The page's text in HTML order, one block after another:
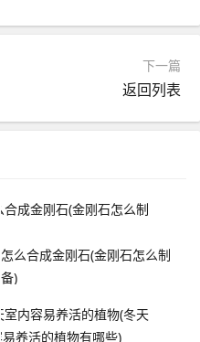
下一篇
返回列表
怎么合成金刚石(金刚石怎么制
备)